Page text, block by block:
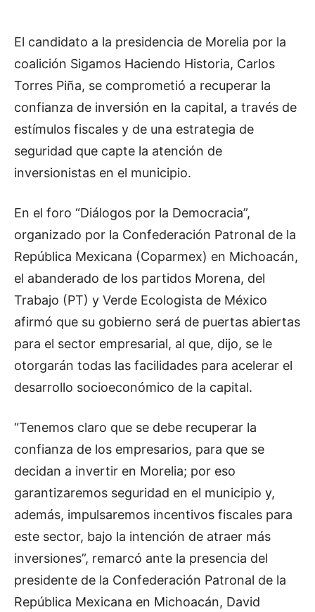
El candidato a la presidencia de Morelia por la
coalición Sigamos Haciendo Historia, Carlos
Torres Piña, se comprometió a recuperar la
confianza de inversión en la capital, a través de
estímulos fiscales y de una estrategia de
seguridad que capte la atención de
inversionistas en el municipio.
En el foro “Diálogos por la Democracia”,
organizado por la Confederación Patronal de la
República Mexicana (Coparmex) en Michoacán,
el abanderado de los partidos Morena, del
Trabajo (PT) y Verde Ecologista de México
afirmó que su gobierno será de puertas abiertas
para el sector empresarial, al que, dijo, se le
otorgarán todas las facilidades para acelerar el
desarrollo socioeconómico de la capital.
“Tenemos claro que se debe recuperar la
confianza de los empresarios, para que se
decidan a invertir en Morelia; por eso
garantizaremos seguridad en el municipio y,
además, impulsaremos incentivos fiscales para
este sector, bajo la intención de atraer más
inversiones”, remarcó ante la presencia del
presidente de la Confederación Patronal de la
República Mexicana en Michoacán, David